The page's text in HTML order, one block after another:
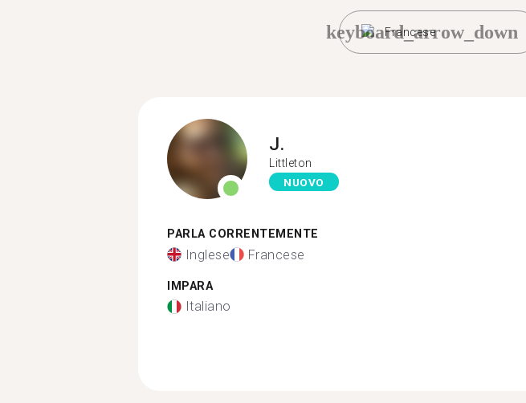
Francese
keyboard_arrow_down
J.
Littleton
NUOVO
PARLA CORRENTEMENTE
Inglese Francese
IMPARA
Italiano